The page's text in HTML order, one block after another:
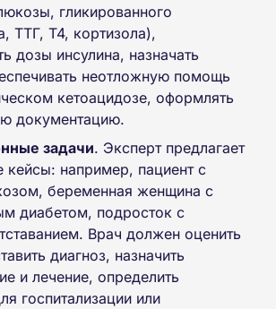
гликированного
ТТГ, Т4, кортизола),
дозы инсулина, назначать
неотложную помощь
кетоацидозе, оформлять
документацию.
задачи. Эксперт предлагает
кейсы: например, пациент с
беременная женщина с
диабетом, подросток с
Врач должен оценить
диагноз, назначить
и лечение, определить
госпитализации или